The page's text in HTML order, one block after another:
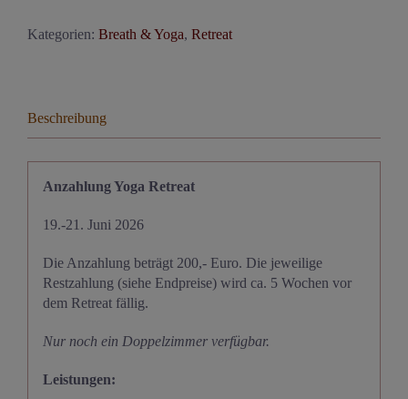
Juni
Kategorien: Breath & Yoga, Retreat
Beschreibung
Anzahlung Yoga Retreat
19.-21. Juni 2026
Die Anzahlung beträgt 200,- Euro. Die jeweilige
Restzahlung (siehe Endpreise) wird ca. 5 Wochen vor
dem Retreat fällig.
Nur noch ein Doppelzimmer verfügbar.
Leistungen: